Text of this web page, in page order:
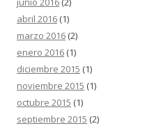
abril 2016 (1)
marzo 2016 (2)
enero 2016 (1)
diciembre 2015 (1)
noviembre 2015 (1)
octubre 2015 (1)
septiembre 2015 (2)